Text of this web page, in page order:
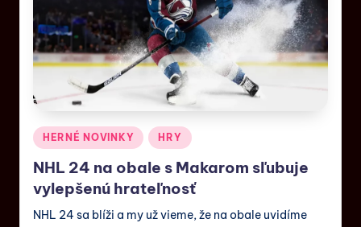
HERNÉ NOVINKY HRY
NHL 24 na obale s Makarom sľubuje
vylepšenú hrateľnosť
NHL 24 sa blíži a my už vieme, že na obale uvidíme